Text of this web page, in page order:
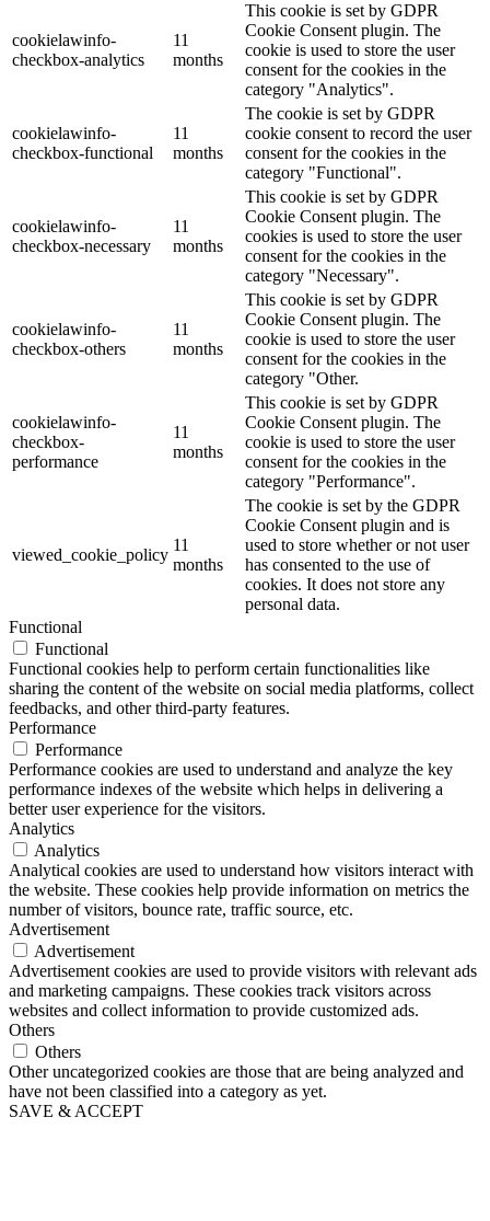
cookielawinfo-
checkbox-analytics
11
months
This cookie is set by GDPR
Cookie Consent plugin. The
cookie is used to store the user
consent for the cookies in the
category "Analytics".
cookielawinfo-
checkbox-functional
11
months
The cookie is set by GDPR
cookie consent to record the user
consent for the cookies in the
category "Functional".
cookielawinfo-
checkbox-necessary
11
months
This cookie is set by GDPR
Cookie Consent plugin. The
cookies is used to store the user
consent for the cookies in the
category "Necessary".
cookielawinfo-
checkbox-others
11
months
This cookie is set by GDPR
Cookie Consent plugin. The
cookie is used to store the user
consent for the cookies in the
category "Other.
cookielawinfo-
checkbox-
performance
11
months
This cookie is set by GDPR
Cookie Consent plugin. The
cookie is used to store the user
consent for the cookies in the
category "Performance".
viewed_cookie_policy
11
months
The cookie is set by the GDPR
Cookie Consent plugin and is
used to store whether or not user
has consented to the use of
cookies. It does not store any
personal data.
Functional
Functional
Functional cookies help to perform certain functionalities like
sharing the content of the website on social media platforms, collect
feedbacks, and other third-party features.
Performance
Performance
Performance cookies are used to understand and analyze the key
performance indexes of the website which helps in delivering a
better user experience for the visitors.
Analytics
Analytics
Analytical cookies are used to understand how visitors interact with
the website. These cookies help provide information on metrics the
number of visitors, bounce rate, traffic source, etc.
Advertisement
Advertisement
Advertisement cookies are used to provide visitors with relevant ads
and marketing campaigns. These cookies track visitors across
websites and collect information to provide customized ads.
Others
Others
Other uncategorized cookies are those that are being analyzed and
have not been classified into a category as yet.
SAVE & ACCEPT